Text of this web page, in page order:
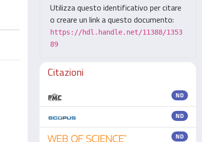
Utilizza questo identificativo per citare
o creare un link a questo documento:
https://hdl.handle.net/11388/1353
89
Citazioni
ND
ND
ND